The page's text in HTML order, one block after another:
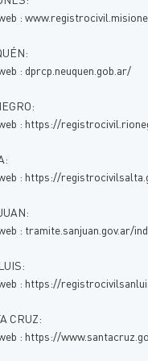
:
: dprcp.neuquen.gob.ar/
: https://
: https://
: tramite.sanjuan.gov.ar/
: https://
CRUZ:
: https://